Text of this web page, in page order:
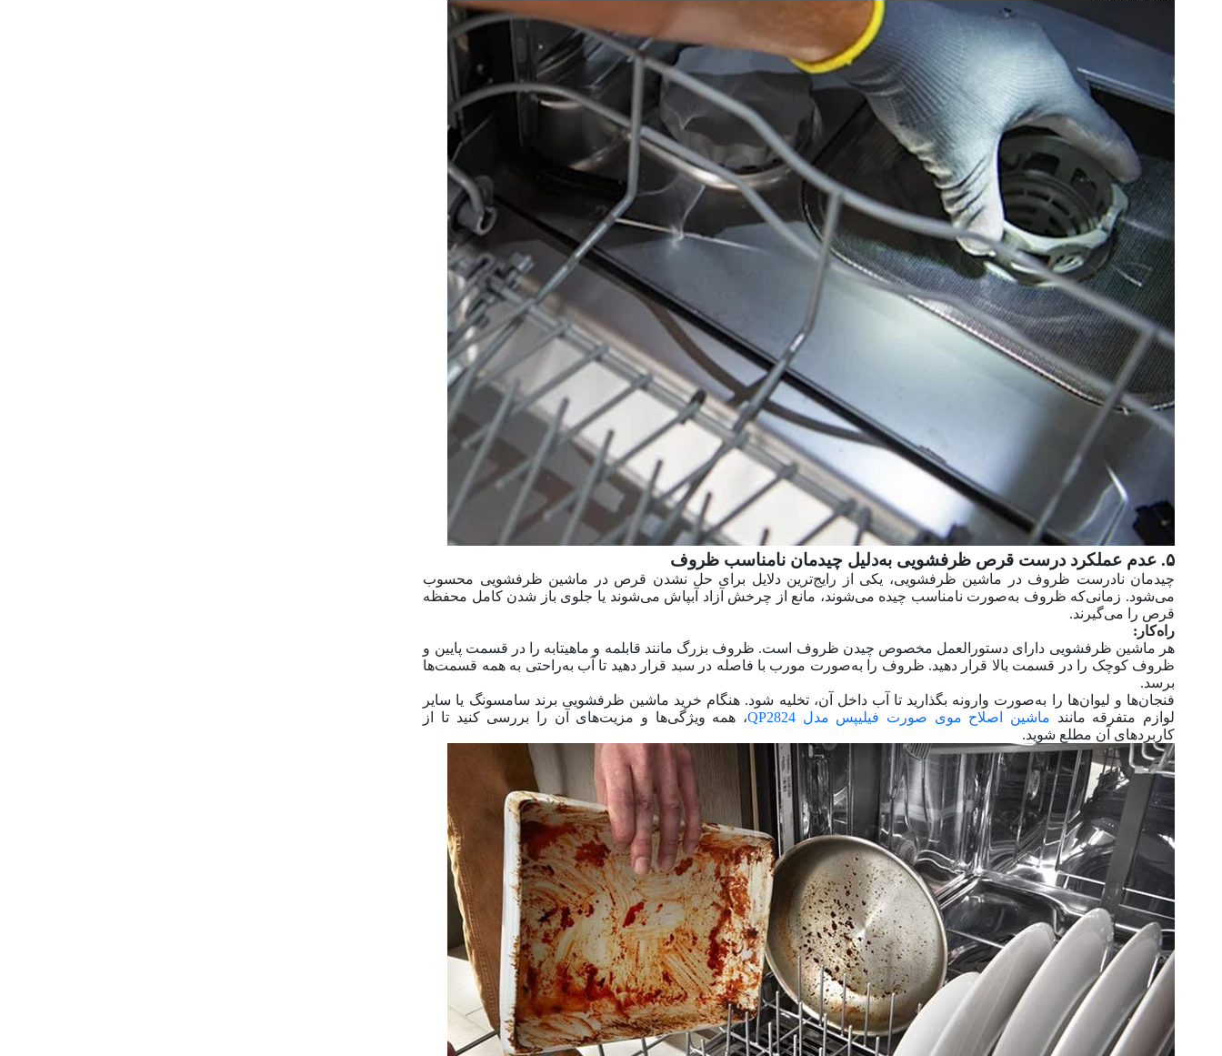
۵. عدم عملکرد درست قرص ظرفشویی به‌دلیل چیدمان نامناسب ظروف
چیدمان نادرست ظروف در ماشین ظرفشویی، یکی از رایج‌ترین دلایل برای حل نشدن قرص در ماشین ظرفشویی محسوب
می‌شود. زمانی‌که ظروف به‌صورت نامناسب چیده می‌شوند، مانع از چرخش آزاد آبپاش می‌شوند یا جلوی باز شدن کامل محفظه
قرص را می‌گیرند.
راه‌کار:
هر ماشین ظرفشویی دارای دستورالعمل مخصوص چیدن ظروف است. ظروف بزرگ مانند قابلمه و ماهیتابه را در قسمت پایین و
ظروف کوچک را در قسمت بالا قرار دهید. ظروف را به‌صورت مورب با فاصله در سبد قرار دهید تا آب به‌راحتی به همه قسمت‌ها
برسد.
فنجان‌ها و لیوان‌ها را به‌صورت وارونه بگذارید تا آب داخل آن، تخلیه شود. هنگام خرید ماشین ظرفشویی برند سامسونگ یا سایر
لوازم متفرقه مانند ماشین اصلاح موی صورت فیلیپس مدل QP2824
، همه ویژگی‌ها و مزیت‌های آن را بررسی کنید تا از
کاربرد‌های آن مطلع شوید.